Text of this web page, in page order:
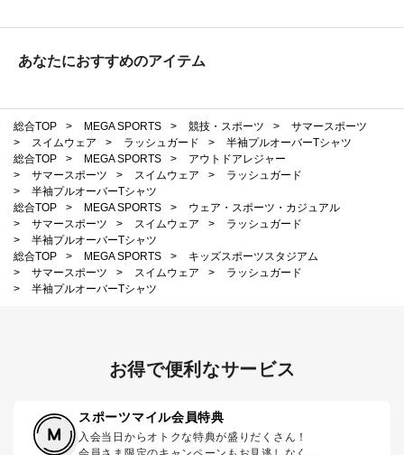
あなたにおすすめのアイテム
総合TOP > MEGA SPORTS > 競技・スポーツ >
サマースポーツ
>
スイムウェア > ラッシュガード >
半袖プルオーバーTシャツ
総合TOP
> MEGA SPORTS >
アウトドアレジャー
>
サマースポーツ > スイムウェア >
ラッシュガード
>
半袖プルオーバーTシャツ
総合TOP
> MEGA SPORTS >
ウェア・スポーツ・カジュアル
>
サマースポーツ > スイムウェア >
ラッシュガード
>
半袖プルオーバーTシャツ
総合TOP
> MEGA SPORTS >
キッズスポーツスタジアム
>
サマースポーツ > スイムウェア >
ラッシュガード
>
半袖プルオーバーTシャツ
お得で便利なサービス
スポーツマイル会員特典
入会当日からオトクな特典が盛りだくさん！